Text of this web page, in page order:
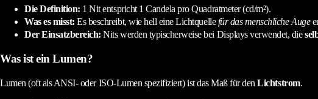
Die Definition: 1 Nit entspricht 1 Candela pro Quadratmeter (cd/m²).
Was es misst: Es beschreibt, wie hell eine Lichtquellefür das menschliche Auge
Der Einsatzbereich: Nits werden typischerweise bei Displays verwendet, die
Was ist ein Lumen?
Lumen (oft als ANSI- oder ISO-Lumen spezifiziert) ist das Maß für denLichtstrom.